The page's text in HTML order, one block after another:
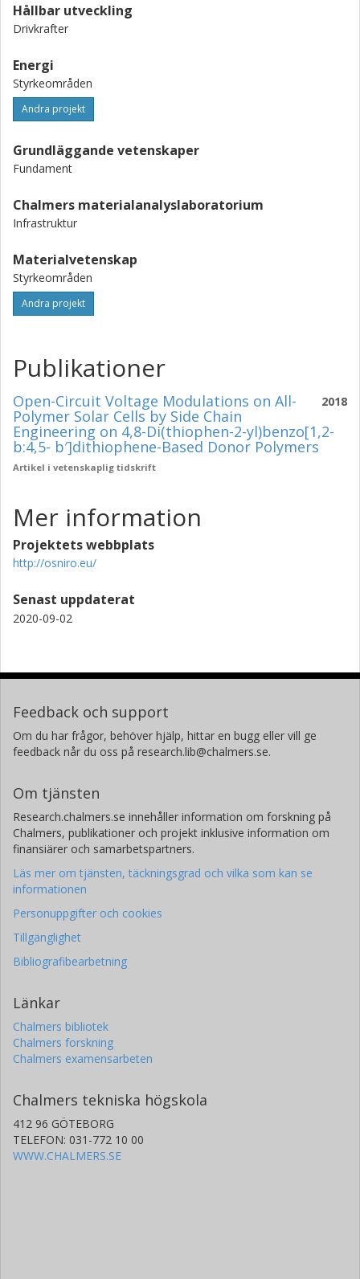
Hållbar utveckling
Drivkrafter
Energi
Styrkeområden
Andra projekt
Grundläggande vetenskaper
Fundament
Chalmers materialanalyslaboratorium
Infrastruktur
Materialvetenskap
Styrkeområden
Andra projekt
Publikationer
2018
Open-Circuit Voltage Modulations on All-
Polymer Solar Cells by Side Chain
Engineering on 4,8-Di(thiophen-2-yl)benzo[1,2-
b:4,5- b′]dithiophene-Based Donor Polymers
Artikel i vetenskaplig tidskrift
Mer information
Projektets webbplats
http://osniro.eu/
Senast uppdaterat
2020-09-02
Feedback och support
Om du har frågor, behöver hjälp, hittar en bugg eller vill ge
feedback når du oss på research.lib@chalmers.se.
Om tjänsten
Research.chalmers.se innehåller information om forskning på
Chalmers, publikationer och projekt inklusive information om
finansiärer och samarbetspartners.
Läs mer om tjänsten, täckningsgrad och vilka som kan se
informationen
Personuppgifter och cookies
Tillgänglighet
Bibliografibearbetning
Länkar
Chalmers bibliotek
Chalmers forskning
Chalmers examensarbeten
Chalmers tekniska högskola
412 96 GÖTEBORG
TELEFON: 031-772 10 00
WWW.CHALMERS.SE